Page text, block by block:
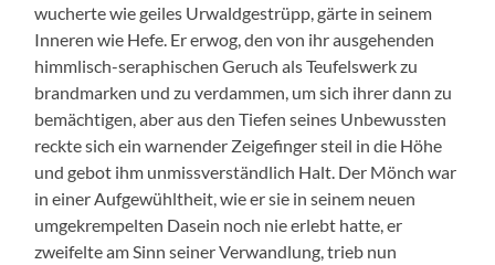
wucherte wie geiles Urwaldgestrüpp, gärte in seinem
Inneren wie Hefe. Er erwog, den von ihr ausgehenden
himmlisch-seraphischen Geruch als Teufelswerk zu
brandmarken und zu verdammen, um sich ihrer dann zu
bemächtigen, aber aus den Tiefen seines Unbewussten
reckte sich ein warnender Zeigefinger steil in die Höhe
und gebot ihm unmissverständlich Halt. Der Mönch war
in einer Aufgewühltheit, wie er sie in seinem neuen
umgekrempelten Dasein noch nie erlebt hatte, er
zweifelte am Sinn seiner Verwandlung, trieb nun